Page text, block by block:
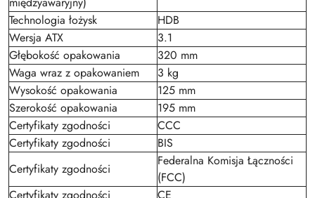
Technologia łożysk
HDB
Wersja ATX
3.1
Głębokość opakowania
320 mm
Waga wraz z opakowaniem
3 kg
Wysokość opakowania
125 mm
Szerokość opakowania
195 mm
Certyfikaty zgodności
CCC
Certyfikaty zgodności
BIS
Certyfikaty zgodności
Federalna Komisja Łączności
(FCC)